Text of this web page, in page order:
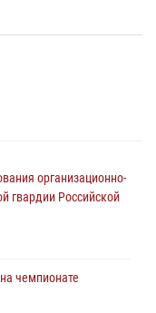
организационно-
гвардии Российской
чемпионате